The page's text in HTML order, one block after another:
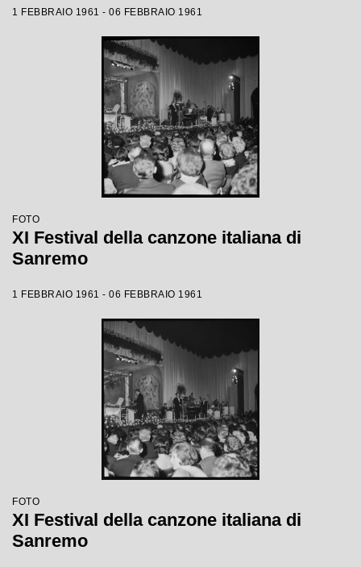
1 FEBBRAIO 1961 - 06 FEBBRAIO 1961
FOTO
XI Festival della canzone italiana di
Sanremo
1 FEBBRAIO 1961 - 06 FEBBRAIO 1961
FOTO
XI Festival della canzone italiana di
Sanremo